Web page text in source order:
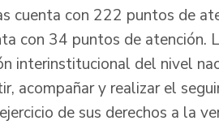
cuenta con 222 puntos de
con 34 puntos de atención.
interinstitucional del nivel
acompañar y realizar el
de sus derechos a la